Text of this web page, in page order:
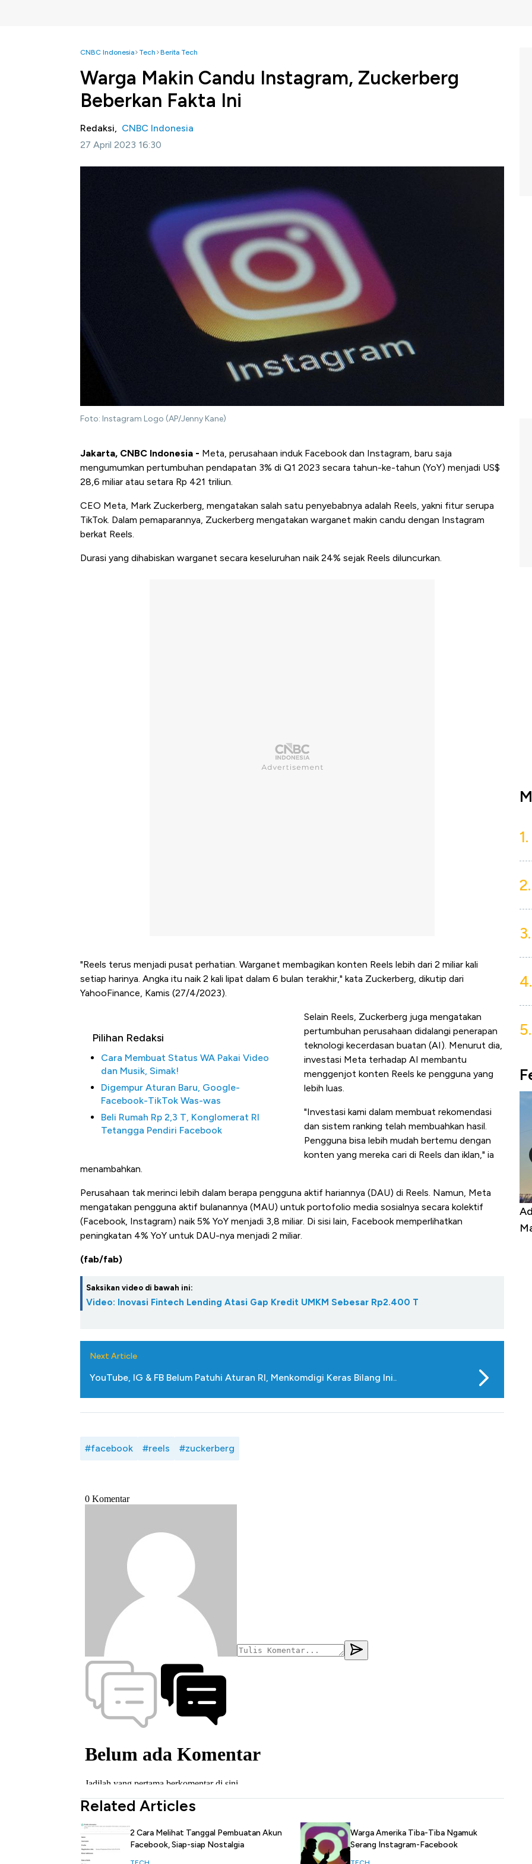
CNBC Indonesia Tech Berita Tech
Warga Makin Candu Instagram, Zuckerberg
Beberkan Fakta Ini
Redaksi, CNBC Indonesia
27 April 2023 16:30
Foto: Instagram Logo (AP/Jenny Kane)
Jakarta, CNBC Indonesia - Meta, perusahaan induk Facebook dan Instagram, baru saja
mengumumkan pertumbuhan pendapatan 3% di Q1 2023 secara tahun-ke-tahun (YoY) menjadi US$
28,6 miliar atau setara Rp 421 triliun.
CEO Meta, Mark Zuckerberg, mengatakan salah satu penyebabnya adalah Reels, yakni fitur serupa
TikTok. Dalam pemaparannya, Zuckerberg mengatakan warganet makin candu dengan Instagram
berkat Reels.
Durasi yang dihabiskan warganet secara keseluruhan naik 24% sejak Reels diluncurkan.
"Reels terus menjadi pusat perhatian. Warganet membagikan konten Reels lebih dari 2 miliar kali
setiap harinya. Angka itu naik 2 kali lipat dalam 6 bulan terakhir," kata Zuckerberg, dikutip dari
YahooFinance, Kamis (27/4/2023).
Pilihan Redaksi
Cara Membuat Status WA Pakai Video
dan Musik, Simak!
Digempur Aturan Baru, Google-
Facebook-TikTok Was-was
Beli Rumah Rp 2,3 T, Konglomerat RI
Tetangga Pendiri Facebook
Selain Reels, Zuckerberg juga mengatakan
pertumbuhan perusahaan didalangi penerapan
teknologi kecerdasan buatan (AI). Menurut dia,
investasi Meta terhadap AI membantu
menggenjot konten Reels ke pengguna yang
lebih luas.
"Investasi kami dalam membuat rekomendasi
dan sistem ranking telah membuahkan hasil.
Pengguna bisa lebih mudah bertemu dengan
konten yang mereka cari di Reels dan iklan," ia
menambahkan.
Perusahaan tak merinci lebih dalam berapa pengguna aktif hariannya (DAU) di Reels. Namun, Meta
mengatakan pengguna aktif bulanannya (MAU) untuk portofolio media sosialnya secara kolektif
(Facebook, Instagram) naik 5% YoY menjadi 3,8 miliar. Di sisi lain, Facebook memperlihatkan
peningkatan 4% YoY untuk DAU-nya menjadi 2 miliar.
(fab/fab)
Saksikan video di bawah ini:
Video: Inovasi Fintech Lending Atasi Gap Kredit UMKM Sebesar Rp2.400 T
Next Article
YouTube, IG & FB Belum Patuhi Aturan RI, Menkomdigi Keras Bilang Ini..
#facebook #reels #zuckerberg
Related Articles
2 Cara Melihat Tanggal Pembuatan Akun
Facebook, Siap-siap Nostalgia
Warga Amerika Tiba-Tiba Ngamuk
Serang Instagram-Facebook
1.
2.
3.
4.
5.
Kongo Tutup Keran Ekspor, Harga
Tembaga Terbang ke Zona Berbahaya
Adu Panas Kinerja Emiten
Mana yang Cuannya Paling